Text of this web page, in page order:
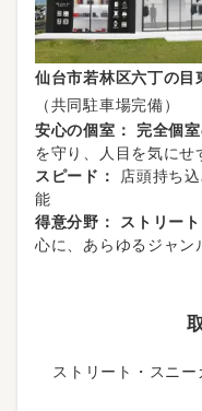
仙台市若林区六丁の目
（共同駐車場完備）
安心の個室：
完全個
を守り、人目を気にせ
スピード：
店頭持ち
能
得意分野：
ストリー
心に、あらゆるジャン
ストリート・スニ